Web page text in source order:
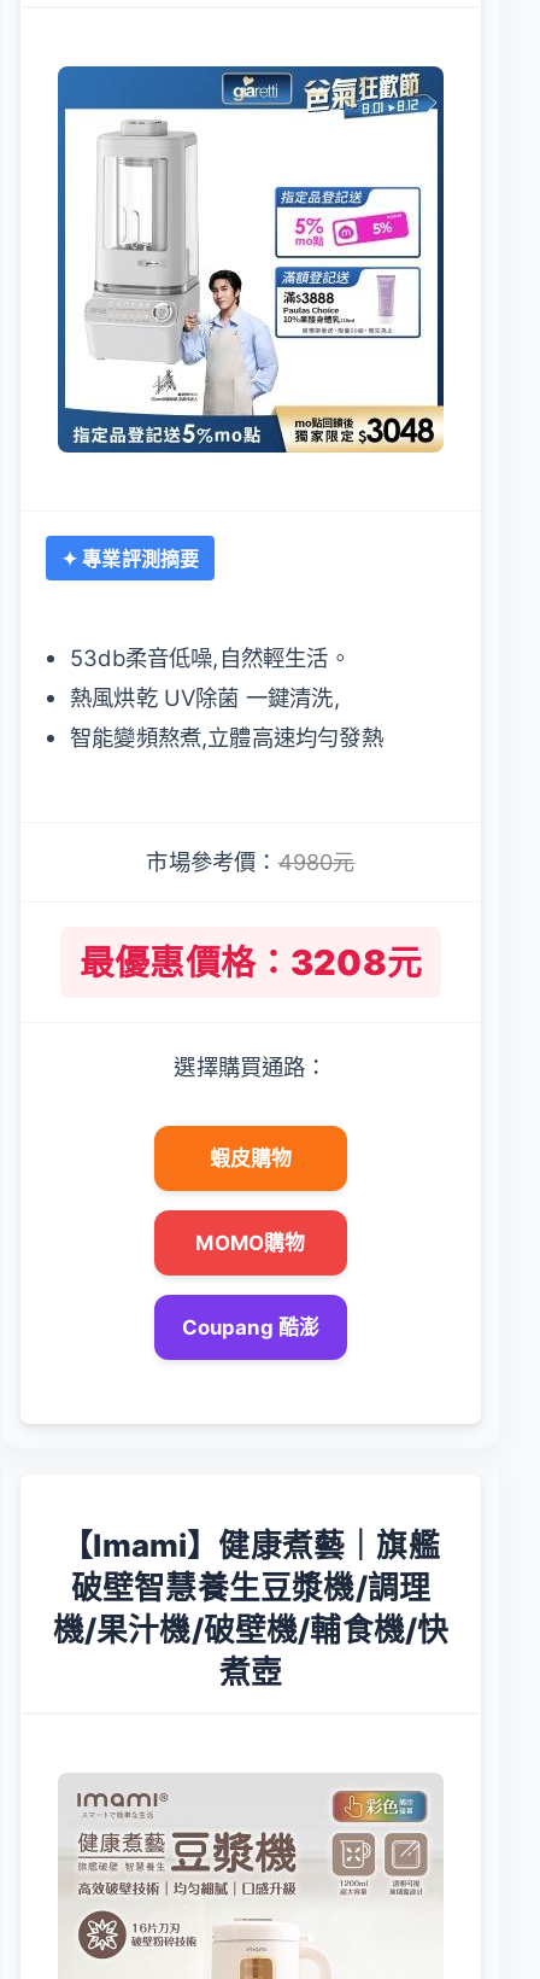
✦ 專業評測摘要
53db柔音低噪,自然輕生活。
熱風烘乾 UV除菌 一鍵清洗,
智能變頻熬煮,立體高速均勻發熱
市場參考價：4980元
最優惠價格：3208元
選擇購買通路：
蝦皮購物
MOMO購物
Coupang 酷澎
【Imami】健康煮藝｜旗艦
破壁智慧養生豆漿機/調理
機/果汁機/破壁機/輔食機/快
煮壺